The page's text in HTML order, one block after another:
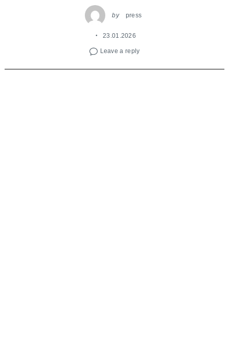
by press
23.01.2026
Leave a reply